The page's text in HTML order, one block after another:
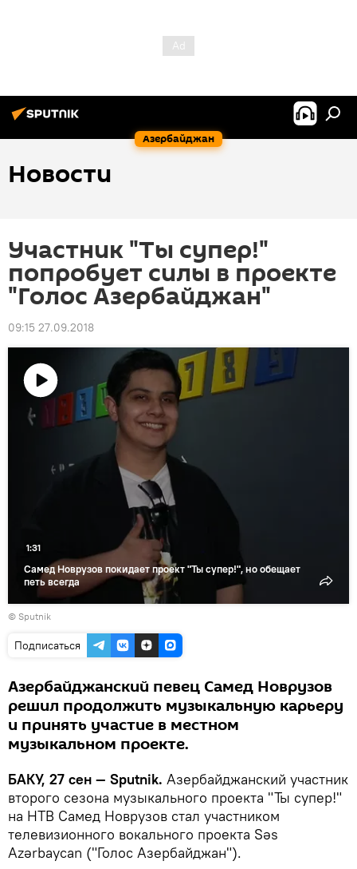
Азербайджан
Новости
Участник "Ты супер!"
попробует силы в проекте
"Голос Азербайджан"
09:15 27.09.2018
Воспроизвести
Самед Новрузов покидает проект "Ты супер!", но обещает
петь всегда
1:31
© Sputnik
Подписаться
Азербайджанский певец Самед Новрузов
решил продолжить музыкальную карьеру
и принять участие в местном
музыкальном проекте.
БАКУ, 27 сен — Sputnik. Азербайджанский участник
второго сезона музыкального проекта "Ты супер!"
на НТВ Самед Новрузов стал участником
телевизионного вокального проекта Səs
Azərbaycan ("Голос Азербайджан").